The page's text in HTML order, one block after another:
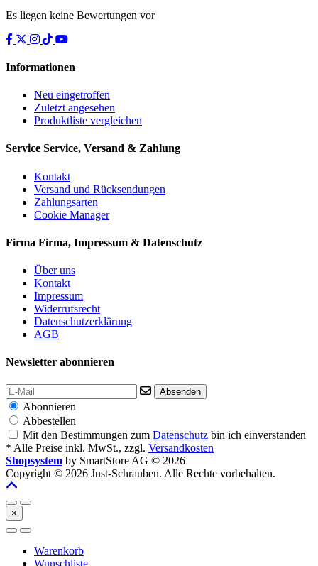
Es liegen keine Bewertungen vor
Informationen
Neu eingetroffen
Zuletzt angesehen
Produktliste vergleichen
Service Service, Versand & Zahlung
Kontakt
Versand und Rücksendungen
Zahlungsarten
Cookie Manager
Firma Firma, Impressum & Datenschutz
Über uns
Kontakt
Impressum
Widerrufsrecht
Datenschutzerklärung
AGB
Newsletter abonnieren
Absenden
Abonnieren
Abbestellen
Mit den Bestimmungen zum Datenschutz bin ich einverstanden
* Alle Preise inkl. MwSt., zzgl. Versandkosten
Shopsystem by SmartStore AG © 2026
Copyright © 2026 Just-Schrauben. Alle Rechte vorbehalten.
×
Warenkorb
Wunschliste